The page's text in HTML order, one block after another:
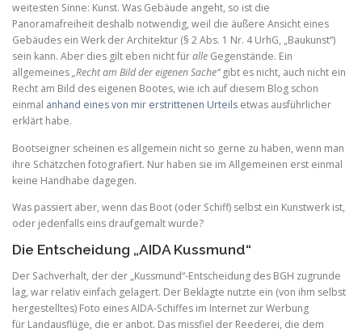
weitesten Sinne: Kunst. Was Gebäude angeht, so ist die
Panoramafreiheit deshalb notwendig, weil die äußere Ansicht eines
Gebäudes ein Werk der Architektur (§ 2 Abs. 1 Nr. 4 UrhG, „Baukunst“)
sein kann. Aber dies gilt eben nicht füralle Gegenstände. Ein
allgemeines„Recht am Bild der eigenen Sache“gibt es nicht, auch nicht ein
Recht am Bild des eigenen Bootes, wie ich auf diesem Blog schon
einmal anhand eines von mir erstrittenen Urteils etwas ausführlicher
erklärt habe.
Bootseigner scheinen es allgemein nicht so gerne zu haben, wenn man
ihre Schätzchen fotografiert. Nur haben sie im Allgemeinen erst einmal
keine Handhabe dagegen.
Was passiert aber, wenn das Boot (oder Schiff) selbst ein Kunstwerk ist,
oder jedenfalls eins draufgemalt wurde?
Die Entscheidung „AIDA Kussmund“
Der Sachverhalt, der der „Kussmund“-Entscheidung des BGH zugrunde
lag, war relativ einfach gelagert. Der Beklagte nutzte ein (von ihm selbst
hergestelltes) Foto eines AIDA-Schiffes im Internet zur Werbung
für Landausflüge, die er anbot. Das missfiel der Reederei, die dem